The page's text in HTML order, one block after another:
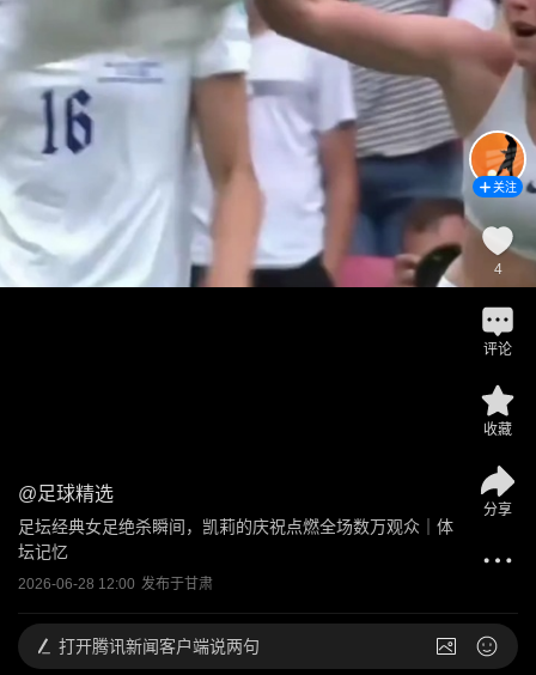
@足球精选
足坛经典女足绝杀瞬间，凯莉的庆祝点燃全场数万观众｜体
坛记忆
2026-06-28 12:00 发布于甘肃
关注
4
评论
收藏
分享
打开腾讯新闻客户端说两句